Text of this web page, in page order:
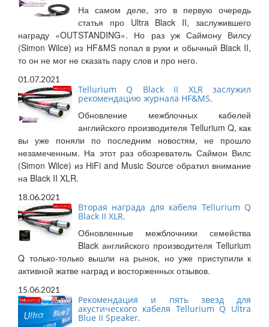
На самом деле, это в первую очередь
статья про Ultra Black II, заслужившего
награду «OUTSTANDING». Но раз уж Саймону Вилсу
(Simon Wilce) из HF&MS попал в руки и обычный Black II,
то он не мог не сказать пару слов и про него.
01.07.2021
Tellurium Q Black II XLR заслужил
рекомендацию журнала HF&MS.
Обновление межблочных кабелей
английского производителя Tellurium Q, как
вы уже поняли по последним новостям, не прошло
незамеченным. На этот раз обозреватель Саймон Вилс
(Simon Wilce) из HiFi and Music Source обратил внимание
на Black II XLR.
18.06.2021
Вторая награда для кабеля Tellurium Q
Black II XLR.
Обновленные межблочники семейства
Black английского производителя Tellurium
Q только-только вышли на рынок, но уже приступили к
активной жатве наград и восторженных отзывов.
15.06.2021
Рекомендация и пять звезд для
акустического кабеля Tellurium Q Ultra
Blue II Speaker.